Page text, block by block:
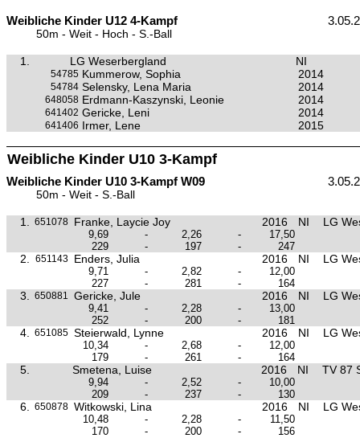
Weibliche Kinder U12 4-Kampf
50m - Weit - Hoch - S.-Ball
1. LG Weserbergland NI
54785 Kummerow, Sophia 2014
54784 Selensky, Lena Maria 2014
648058 Erdmann-Kaszynski, Leonie 2014
641402 Gericke, Leni 2014
641406 Irmer, Lene 2015
Weibliche Kinder U10 3-Kampf
Weibliche Kinder U10 3-Kampf W09
50m - Weit - S.-Ball
1. 651078 Franke, Laycie Joy 2016 NI LG
9,69 - 2,26 -
17,50
229
- 197 - 247
2. 651143 Enders, Julia 2016 NI LG
9,71 - 2,82 -
12,00
227
- 281 - 164
3. 650881 Gericke, Jule 2016 NI LG
9,41 - 2,28 -
13,00
252
- 200 - 181
4. 651085 Steierwald, Lynne 2016 NI LG
10,34 - 2,68 -
12,00
179
- 261 - 164
5. Smetena, Luise 2016 NI TV 87
9,94 - 2,52 -
10,00
209
- 237 - 130
6. 650878 Witkowski, Lina 2016 NI LG
10,48 - 2,28 -
11,50
170
- 200 - 156